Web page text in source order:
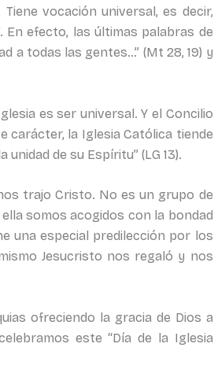
vocación universal, es decir,
En efecto, las últimas palabras de
a todas las gentes…” (Mt 28, 19) y
es ser universal. Y el Concilio
carácter, la Iglesia Católica tiende
de su Espíritu” (LG 13).
trajo Cristo. No es un grupo de
somos acogidos con la bondad
una especial predilección por los
Jesucristo nos regaló y nos
ofreciendo la gracia de Dios a
este “Día de la Iglesia